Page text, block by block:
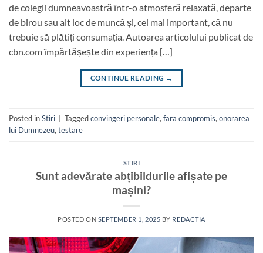
de colegii dumneavoastră într-o atmosferă relaxată, departe
de birou sau alt loc de muncă și, cel mai important, că nu
trebuie să plătiți consumația. Autoarea articolului publicat de
cbn.com împărtășește din experiența […]
CONTINUE READING →
Posted inStiri Taggedconvingeri personale, fara compromis, onorarea
lui Dumnezeu, testare
STIRI
Sunt adevărate abțibildurile afișate pe
mașini?
POSTED ON SEPTEMBER 1, 2025 BY REDACTIA